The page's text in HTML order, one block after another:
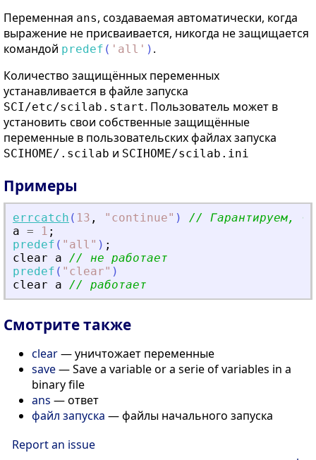
Переменная ans, создаваемая автоматически, когда
выражение не присваивается, никогда не защищается
командой predef ( ' all ' ) .
Количество защищённых переменных
устанавливается в файле запуска
SCI/etc/scilab.start. Пользователь может в
установить свои собственные защищённые
переменные в пользовательских файлах запуска
SCIHOME/.scilab и SCIHOME/scilab.ini
Примеры
errcatch ( 13 , " continue" )
// Гарантируем,
a = 1 ;
predef ( " all " ) ;
clear
a // не работает
predef ( " clear" )
clear
a // работает
Смотрите также
clear— уничтожает переменные
save— Save a variable or a serie of variables in a
binary file
ans — ответ
файл запуска — файлы начального запуска
Report an issue